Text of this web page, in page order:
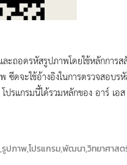
ะถอดรหัสรูปภาพโดยใช้หลักการ
ซีดจะใช้อ้างอิงในการตรวจสอ
รแกรมนี้ได้รวมหลักของ อาร์ เ
ปภาพ,โปรแกรม,พัฒนา,วิทยาศาสต